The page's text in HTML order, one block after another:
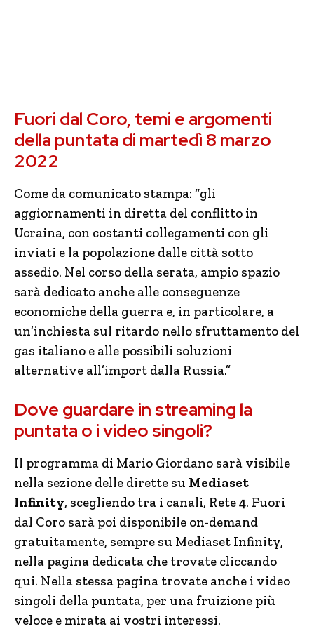
Fuori dal Coro, temi e argomenti
della puntata di martedì 8 marzo
2022
Come da comunicato stampa: “gli
aggiornamenti in diretta del conflitto in
Ucraina, con costanti collegamenti con gli
inviati e la popolazione dalle città sotto
assedio. Nel corso della serata, ampio spazio
sarà dedicato anche alle conseguenze
economiche della guerra e, in particolare, a
un’inchiesta sul ritardo nello sfruttamento del
gas italiano e alle possibili soluzioni
alternative all’import dalla Russia.”
Dove guardare in streaming la
puntata o i video singoli?
Il programma di Mario Giordano sarà visibile
nella sezione delle dirette su Mediaset
Infinity, scegliendo tra i canali, Rete 4. Fuori
dal Coro sarà poi disponibile on-demand
gratuitamente, sempre su Mediaset Infinity,
nella pagina dedicata che trovate cliccando
qui. Nella stessa pagina trovate anche i video
singoli della puntata, per una fruizione più
veloce e mirata ai vostri interessi.